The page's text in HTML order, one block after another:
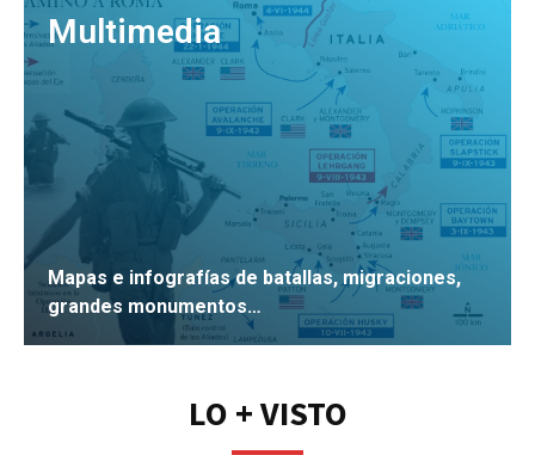
Multimedia
Mapas e infografías de batallas, migraciones,
grandes monumentos…
LO + VISTO